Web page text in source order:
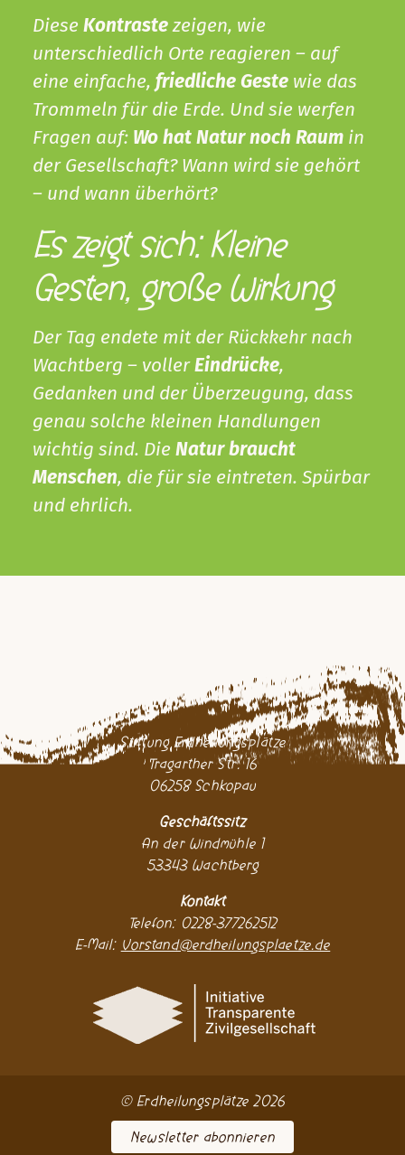
Diese Kontrastezeigen, wie
unterschiedlich Orte reagieren – auf
eine einfache, friedliche Geste wie das
Trommeln für die Erde. Und sie werfen
Fragen auf: Wo hat Natur noch Raum in
der Gesellschaft? Wann wird sie gehört
– und wann überhört?
Es zeigt sich: Kleine
Gesten, große Wirkung
Der Tag endete mit der Rückkehr nach
Wachtberg – vollerEindrücke,
Gedanken und der Überzeugung, dass
genau solche kleinen Handlungen
wichtig sind. Die Natur braucht
Menschen, die für sie eintreten. Spürbar
und ehrlich.
Stiftung Erdheilungsplätze
Tragarther Str. 16
06258 Schkopau
Geschäftssitz
An der Windmühle 1
53343 Wachtberg
Kontakt
Telefon: 0228-377262512
E-Mail: Vorstand@erdheilungsplaetze.de
© Erdheilungsplätze 2026
Newsletter abonnieren